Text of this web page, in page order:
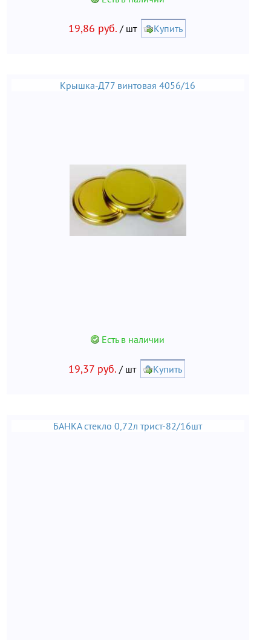
19,86 руб. / шт Купить
Крышка-Д77 винтовая 4056/16
Есть в наличии
19,37 руб. / шт Купить
БАНКА стекло 0,72л трист-82/16шт